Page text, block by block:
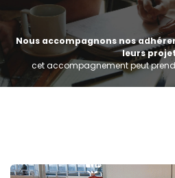
Nous accompagnons nos
leurs
cet accompagnement peut